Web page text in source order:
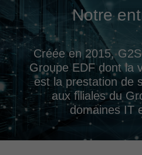
Notre
Créée en 2015,
Groupe EDF dont la
est la prestation de
aux filiales du
domaines IT